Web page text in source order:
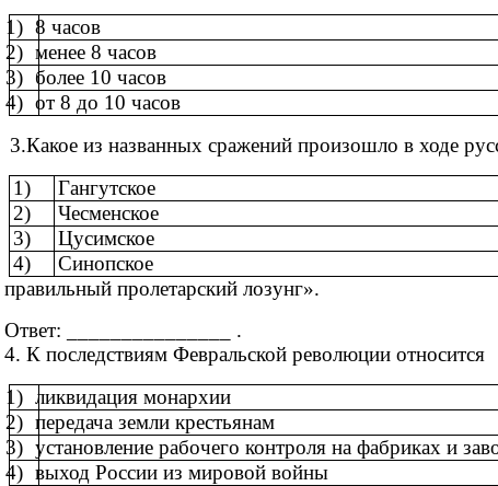
1) 8 часов
2) менее 8 часов
3) более 10 часов
4) от 8 до 10 часов
3.Какое из названных сражений произошло в ходе
1)
Гангутское
2)
Чесменское
3)
Цусимское
4)
Синопское
правильный пролетарский лозунг».
Ответ: _______________ .
4. К последствиям Февральской революции относится
1) ликвидация монархии
2) передача земли крестьянам
3) установление рабочего контроля на фабриках и
4) выход России из мировой войны